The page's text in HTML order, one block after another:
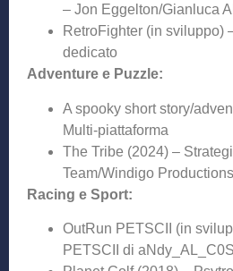
– Jon Eggelton/Gianluca
RetroFighter (in sviluppo)
dedicato
Adventure e Puzzle:
A spooky short story/
Multi-piattaforma
The Tribe (2024) –
Team/Windigo Productions
Racing e Sport:
OutRun PETSCII (in
PETSCII di aNdy_AL_C0S